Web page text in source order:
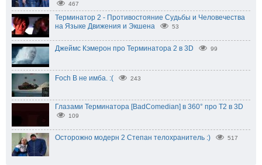
467
Терминатор 2 - Противостояние Судьбы и Человечества
на Языке Движения и Экшена
53
Джеймс Кэмерон про Терминатора 2 в 3D 99
Foch B не имба. :( 243
Глазами Терминатора [BadComedian] в 360° про Т2 в 3D
109
Осторожно модерн 2 Степан телохранитель :) 517